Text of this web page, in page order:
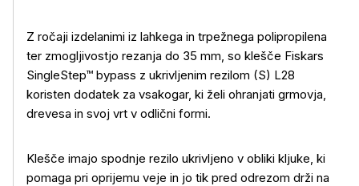
Več o izdelku
Z ročaji izdelanimi iz lahkega in trpežnega polipropilena
ter zmogljivostjo rezanja do 35 mm, so klešče Fiskars
SingleStep™ bypass z ukrivljenim rezilom (S) L28
koristen dodatek za vsakogar, ki želi ohranjati grmovja,
drevesa in svoj vrt v odlični formi.
Klešče imajo spodnje rezilo ukrivljeno v obliki kljuke, ki
pomaga pri oprijemu veje in jo tik pred odrezom drži na